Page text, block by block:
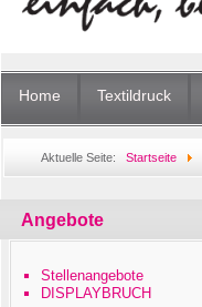
Home Textildruck
Aktuelle Seite:Startseite
Angebote
Stellenangebote
DISPLAYBRUCH